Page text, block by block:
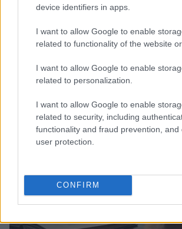
device identifiers in apps.
I want to allow Google to enable
related to functionality of the website or
I want to allow Google to enable
related to personalization.
I want to allow Google to enable
related to security, including
functionality and fraud prevention, and
user protection.
CONFIRM
Ripensare le tecnologie umanitarie
Martina Marchesi · 10 Lug 2026
B2B NEWS